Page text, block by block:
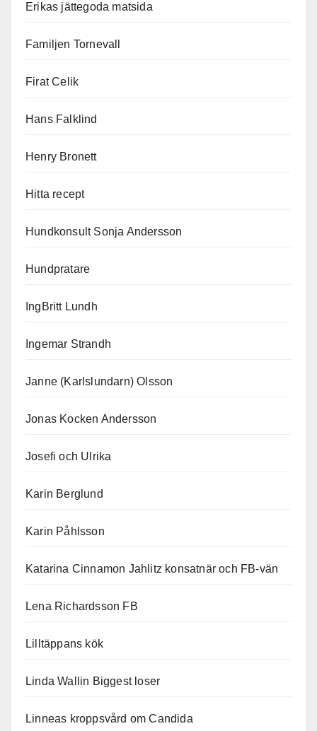
Erikas jättegoda matsida
Familjen Tornevall
Firat Celik
Hans Falklind
Henry Bronett
Hitta recept
Hundkonsult Sonja Andersson
Hundpratare
IngBritt Lundh
Ingemar Strandh
Janne (Karlslundarn) Olsson
Jonas Kocken Andersson
Josefi och Ulrika
Karin Berglund
Karin Påhlsson
Katarina Cinnamon Jahlitz konsatnär och FB-vän
Lena Richardsson FB
Lilltäppans kök
Linda Wallin Biggest loser
Linneas kroppsvård om Candida